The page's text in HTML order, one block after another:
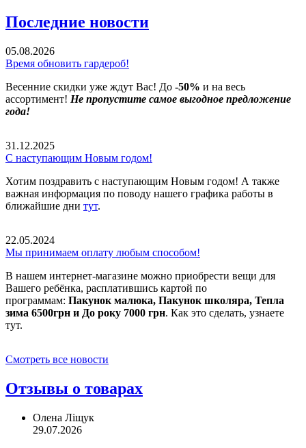
Последние новости
05.08.2026
Время обновить гардероб!
Весенние скидки уже ждут Вас! До -50% и на весь
ассортимент! Не пропустите самое выгодное предложение
года!
31.12.2025
С наступающим Новым годом!
Хотим поздравить с наступающим Новым годом! А также
важная информация по поводу нашего графика работы в
ближайшие дни тут.
22.05.2024
Мы принимаем оплату любым способом!
В нашем интернет-магазине можно приобрести вещи для
Вашего ребёнка, расплатившись картой по
программам: Пакунок малюка, Пакунок школяра, Тепла
зима 6500грн и До року 7000 грн. Как это сделать, узнаете
тут.
Смотреть все новости
Отзывы о товарах
Олена Ліщук
29.07.2026